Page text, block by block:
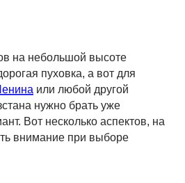
на небольшой высоте
пуховка, а вот для
или любой другой
нужно брать уже
Вот несколько аспектов, на
внимание при выборе